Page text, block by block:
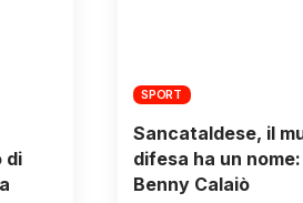
di
SPORT
Sancataldese, il
difesa ha un
Benny Calaiò